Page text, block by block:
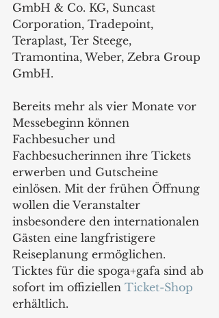
GmbH & Co. KG, Suncast
Corporation, Tradepoint,
Teraplast, Ter Steege,
Tramontina, Weber, Zebra Group
GmbH.
Bereits mehr als vier Monate vor
Messebeginn können
Fachbesucher und
Fachbesucherinnen ihre Tickets
erwerben und Gutscheine
einlösen. Mit der frühen Öffnung
wollen die Veranstalter
insbesondere den internationalen
Gästen eine langfristigere
Reiseplanung ermöglichen.
Ticktes für die spoga+gafa sind ab
sofort im offiziellen Ticket-Shop
erhältlich.